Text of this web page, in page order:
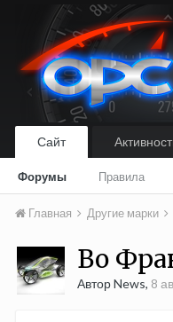
Сайт
Форумы Правила
Главная Другие марки
Во
Автор News, 8